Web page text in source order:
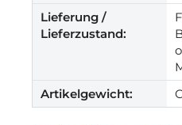
Lieferung /
Lieferzustand:
Artikelgewicht: